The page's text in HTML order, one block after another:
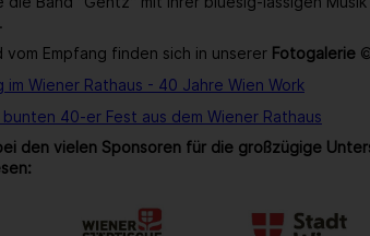
vom Empfang finden sich in unserer Fotogalerie
im Wiener Rathaus - 40 Jahre Wien Work
40-er Fest aus dem Wiener Rathaus
den vielen Sponsoren für die großzügige